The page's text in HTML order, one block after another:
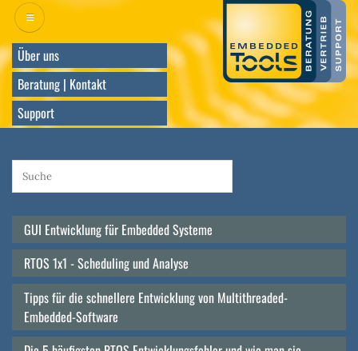
Direkt
zum
InhaltÜber uns
Beratung | Kontakt
Support
Main
navigation
GUI Entwicklung für Embedded Systeme
RTOS 1x1 - Scheduling und Analyse
Tipps für die schnellere Entwicklung von Multithreaded-
Embedded-Software